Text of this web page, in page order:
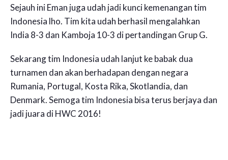
Sejauh ini Eman juga udah jadi kunci kemenangan tim
Indonesia lho. Tim kita udah berhasil mengalahkan
India 8-3 dan Kamboja 10-3 di pertandingan Grup G.
Sekarang tim Indonesia udah lanjut ke babak dua
turnamen dan akan berhadapan dengan negara
Rumania, Portugal, Kosta Rika, Skotlandia, dan
Denmark. Semoga tim Indonesia bisa terus berjaya dan
jadi juara di HWC 2016!